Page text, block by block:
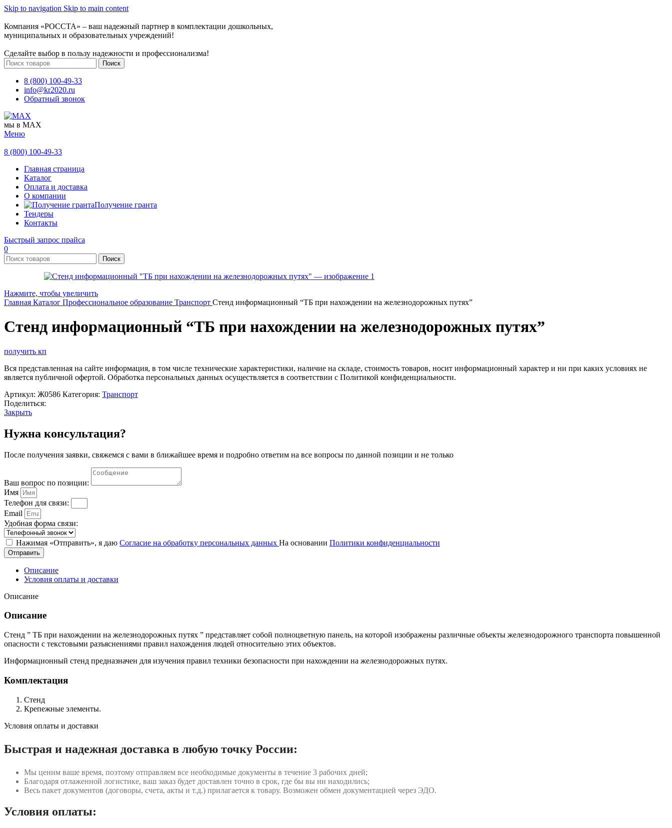
Skip to navigation Skip to main content
Компания «РОССТА» – ваш надежный партнер в комплектации дошкольных,
муниципальных и образовательных учреждений!
Сделайте выбор в пользу надежности и профессионализма!
Поиск
8 (800) 100-49-33
info@kr2020.ru
Обратный звонок
мы в MAX
Меню
8 (800) 100-49-33
Главная страница
Каталог
Оплата и доставка
О компании
Получение гранта
Тендеры
Контакты
Быстрый запрос прайса
0
Поиск
Нажмите, чтобы увеличить
Главная Каталог Профессиональное образование Транспорт Стенд информационный “ТБ при нахождении на железнодорожных путях”
Стенд информационный “ТБ при нахождении на железнодорожных путях”
получить кп
Вся представленная на сайте информация, в том числе технические характеристики, наличие на складе, стоимость товаров, носит информационный характер и ни при каких условиях не
является публичной офертой. Обработка персональных данных осуществляется в соответствии с Политикой конфиденциальности.
Артикул: Ж0586 Категория: Транспорт
Поделиться:
Закрыть
Нужна консультация?
После получения заявки, свяжемся с вами в ближайшее время и подробно ответим на все вопросы по данной позиции и не только
Ваш вопрос по позиции:
Имя
Телефон для связи:
Email
Удобная форма связи:
Нажимая «Отправить», я даю Согласие на обработку персональных данных На основании Политики конфиденциальности
Отправить
Описание
Условия оплаты и доставки
Описание
Описание
Стенд ” ТБ при нахождении на железнодорожных путях ” представляет собой полноцветную панель, на которой изображены различные объекты железнодорожного транспорта повышенной
опасности с текстовыми разъяснениями правил нахождения людей относительно этих объектов.
Информационный стенд предназначен для изучения правил техники безопасности при нахождении на железнодорожных путях.
Комплектация
Стенд
Крепежные элементы.
Условия оплаты и доставки
Быстрая и надежная доставка в любую точку России:
Мы ценим ваше время, поэтому отправляем все необходимые документы в течение 3 рабочих дней;
Благодаря отлаженной логистике, ваш заказ будет доставлен точно в срок, где бы вы ни находились;
Весь пакет документов (договоры, счета, акты и т.д.) прилагается к товару. Возможен обмен документацией через ЭДО.
Условия оплаты: